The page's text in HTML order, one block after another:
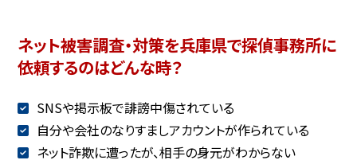
ネット被害調査・対策を兵庫県で探偵事務所に
依頼するのはどんな時？
SNSや掲示板で誹謗中傷されている
自分や会社のなりすましアカウントが作られている
ネット詐欺に遭ったが、相手の身元がわからない